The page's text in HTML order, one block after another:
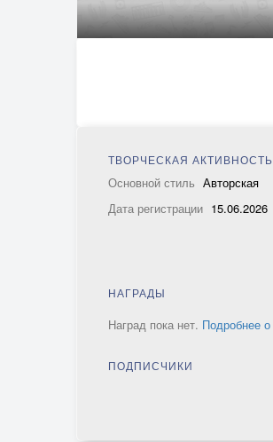
ТВОРЧЕСКАЯ АКТИВНОСТЬ
Основной стиль Авторская
Дата регистрации 15.06.2026
НАГРАДЫ
Наград пока нет. Подробнее о
ПОДПИСЧИКИ